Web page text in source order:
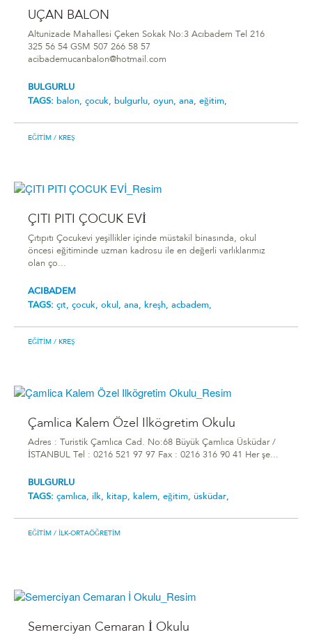
UÇAN BALON
Altunizade Mahallesi Çeken Sokak No:3 Acıbadem Tel 216
325 56 54 GSM 507 266 58 57
acibademucanbalon@hotmail.com
BULGURLU
TAGS: balon, çocuk, bulgurlu, oyun, ana, eğitim,
EĞITIM / KREŞ
ÇITI PITI ÇOCUK EVİ
Çıtıpıtı Çocukevi yeşillikler içinde müstakil binasında, okul
öncesi eğitiminde uzman kadrosu ile en değerli varlıklarımız
olan ço...
ACIBADEM
TAGS: çıt, çocuk, okul, ana, kreşh, acbadem,
EĞITIM / KREŞ
Çamlica Kalem Özel Ilkögretim Okulu
Adres : Turistik Çamlıca Cad. No:68 Büyük Çamlıca Üsküdar /
İSTANBUL Tel : 0216 521 97 97 Fax : 0216 316 90 41 Her şe...
BULGURLU
TAGS: çamlıca, ilk, kitap, kalem, eğitim, üsküdar,
EĞITIM / İLK-ORTAÖĞRETIM
Semerciyan Cemaran İ Okulu